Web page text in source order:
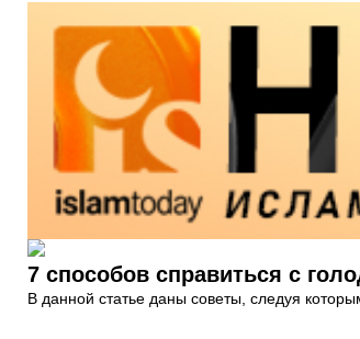
7 способов справиться с
В данной статье даны советы, следуя